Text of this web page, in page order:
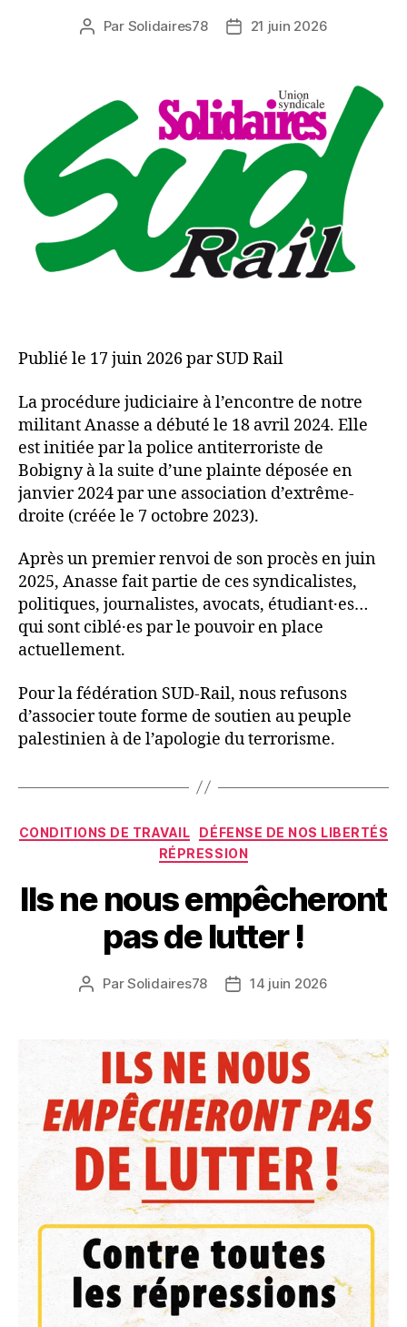
Auteur
Par Solidaires78
Date21 juin 2026
Publié le 17 juin 2026 par SUD Rail
La procédure judiciaire à l’encontre de notre
militant Anasse a débuté le 18 avril 2024. Elle
est initiée par la police antiterroriste de
Bobigny à la suite d’une plainte déposée en
janvier 2024 par une association d’extrême-
droite (créée le 7 octobre 2023).
Après un premier renvoi de son procès en juin
2025, Anasse fait partie de ces syndicalistes,
politiques, journalistes, avocats, étudiant·es…
qui sont ciblé·es par le pouvoir en place
actuellement.
Pour la fédération SUD-Rail, nous refusons
d’associer toute forme de soutien au peuple
palestinien à de l’apologie du terrorisme.
Catégories
CONDITIONS DE TRAVAIL
DÉFENSE DE NOS LIBERTÉS
RÉPRESSION
Ils ne nous empêcheront
pas de lutter !
Auteur
ParSolidaires78
Date14 juin 2026